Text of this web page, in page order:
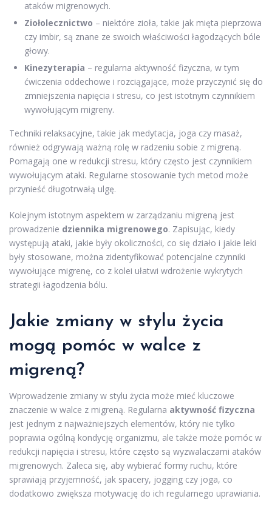
ataków migrenowych.
Ziołolecznictwo – niektóre zioła, takie jak mięta pieprzowa
czy imbir, są znane ze swoich właściwości łagodzących bóle
głowy.
Kinezyterapia – regularna aktywność fizyczna, w tym
ćwiczenia oddechowe i rozciągające, może przyczynić się do
zmniejszenia napięcia i stresu, co jest istotnym czynnikiem
wywołującym migreny.
Techniki relaksacyjne, takie jak medytacja, joga czy masaż,
również odgrywają ważną rolę w radzeniu sobie z migreną.
Pomagają one w redukcji stresu, który często jest czynnikiem
wywołującym ataki. Regularne stosowanie tych metod może
przynieść długotrwałą ulgę.
Kolejnym istotnym aspektem w zarządzaniu migreną jest
prowadzenie dziennika migrenowego. Zapisując, kiedy
występują ataki, jakie były okoliczności, co się działo i jakie leki
były stosowane, można zidentyfikować potencjalne czynniki
wywołujące migrenę, co z kolei ułatwi wdrożenie wykrytych
strategii łagodzenia bólu.
Jakie zmiany w stylu życia
mogą pomóc w walce z
migreną?
Wprowadzenie zmiany w stylu życia może mieć kluczowe
znaczenie w walce z migreną. Regularna aktywność fizyczna
jest jednym z najważniejszych elementów, który nie tylko
poprawia ogólną kondycję organizmu, ale także może pomóc w
redukcji napięcia i stresu, które często są wyzwalaczami ataków
migrenowych. Zaleca się, aby wybierać formy ruchu, które
sprawiają przyjemność, jak spacery, jogging czy joga, co
dodatkowo zwiększa motywację do ich regularnego uprawiania.